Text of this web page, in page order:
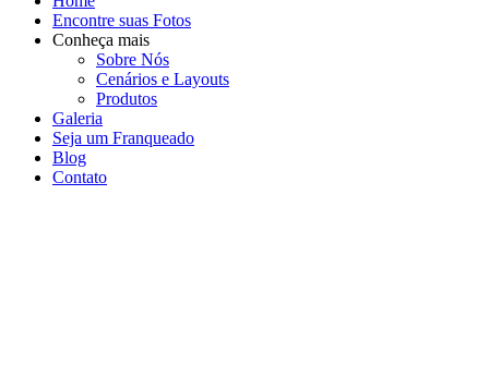
Encontre suas Fotos
Conheça mais
Sobre Nós
Cenários e Layouts
Produtos
Galeria
Seja um Franqueado
Blog
Contato